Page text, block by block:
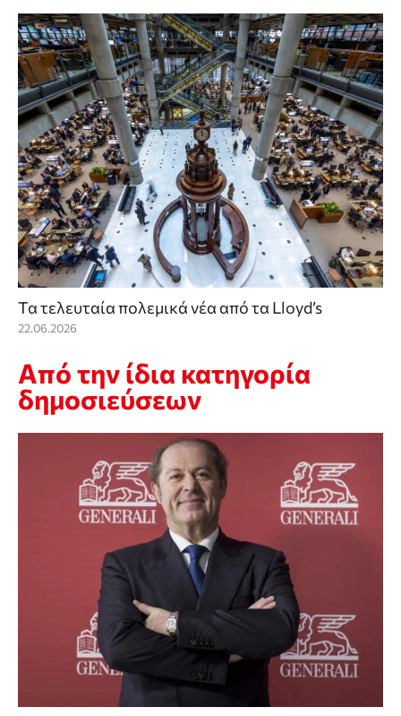
Τα τελευταία πολεμικά νέα από τα Lloyd’s
22.06.2026
Από την ίδια κατηγορία
δημοσιεύσεων